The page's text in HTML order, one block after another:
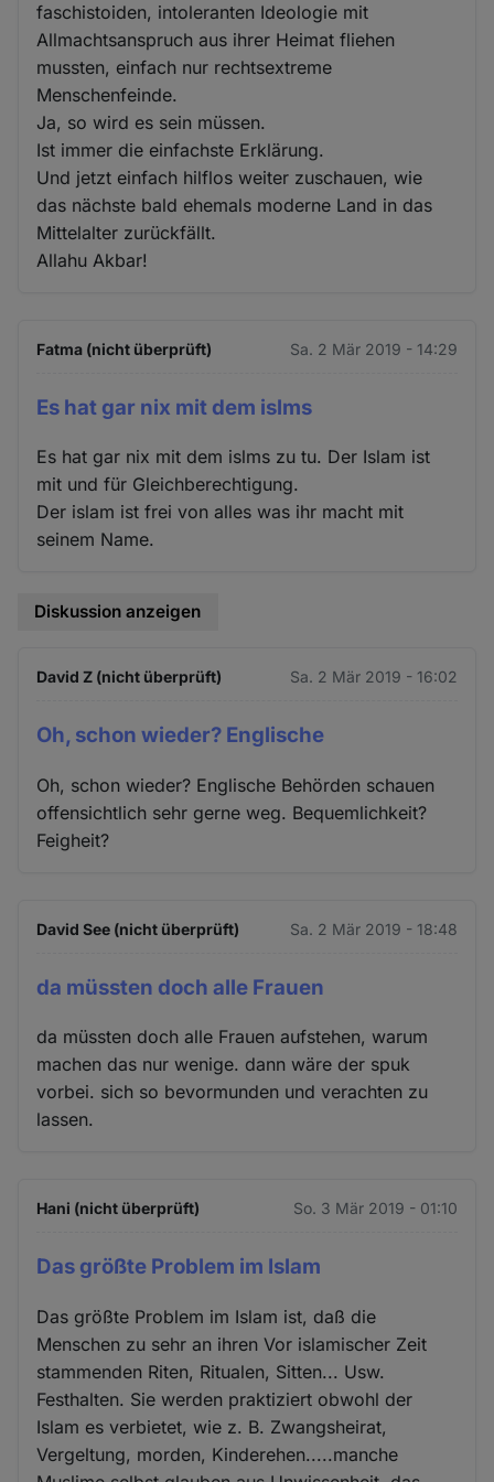
faschistoiden, intoleranten Ideologie mit
Allmachtsanspruch aus ihrer Heimat fliehen
mussten, einfach nur rechtsextreme
Menschenfeinde.
Ja, so wird es sein müssen.
Ist immer die einfachste Erklärung.
Und jetzt einfach hilflos weiter zuschauen, wie
das nächste bald ehemals moderne Land in das
Mittelalter zurückfällt.
Allahu Akbar!
Fatma (nicht überprüft) Sa. 2 Mär 2019 - 14:29
Es hat gar nix mit dem islms
Es hat gar nix mit dem islms zu tu. Der Islam ist
mit und für Gleichberechtigung.
Der islam ist frei von alles was ihr macht mit
seinem Name.
Diskussion anzeigen
David Z (nicht überprüft) Sa. 2 Mär 2019 - 16:02
Oh, schon wieder? Englische
Oh, schon wieder? Englische Behörden schauen
offensichtlich sehr gerne weg. Bequemlichkeit?
Feigheit?
David See (nicht überprüft) Sa. 2 Mär 2019 - 18:48
da müssten doch alle Frauen
da müssten doch alle Frauen aufstehen, warum
machen das nur wenige. dann wäre der spuk
vorbei. sich so bevormunden und verachten zu
lassen.
Hani (nicht überprüft) So. 3 Mär 2019 - 01:10
Das größte Problem im Islam
Das größte Problem im Islam ist, daß die
Menschen zu sehr an ihren Vor islamischer Zeit
stammenden Riten, Ritualen, Sitten... Usw.
Festhalten. Sie werden praktiziert obwohl der
Islam es verbietet, wie z. B. Zwangsheirat,
Vergeltung, morden, Kinderehen.....manche